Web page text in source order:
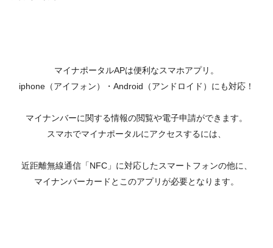
マイナポータルAPは便利なスマホアプリ。
iphone（アイフォン）・Android（アンドロイド）にも対応！
マイナンバーに関する情報の閲覧や電子申請ができます。
スマホでマイナポータルにアクセスするには、
近距離無線通信「NFC」に対応したスマートフォンの他に、
マイナンバーカードとこのアプリが必要となります。